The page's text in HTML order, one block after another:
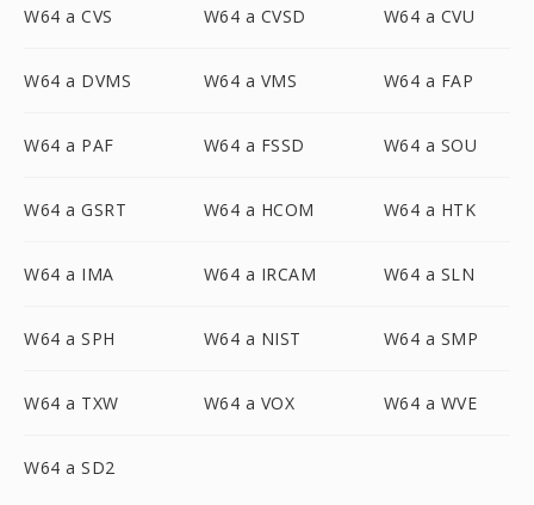
W64 a CVS W64 a CVSD W64 a CVU
W64 a DVMS W64 a VMS W64 a FAP
W64 a PAF W64 a FSSD W64 a SOU
W64 a GSRT W64 a HCOM W64 a HTK
W64 a IMA W64 a IRCAM W64 a SLN
W64 a SPH W64 a NIST W64 a SMP
W64 a TXW W64 a VOX W64 a WVE
W64 a SD2